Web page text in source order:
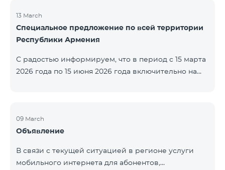
решением вещателя. По вопросам или для
получения дополнительной информации просим
обращаться в компанию «Фаст Медиа».
13 March
Специальное предложение по всей территории
Республики Армения
С радостью информируем, что в период с 15 марта
2026 года по 15 июня 2026 года включительно на
Региональный будут доступны со скидкой 25% при
подключении на 12 месяцев с автоматическим
пакет COMBO 4 9900 также предоставляется со
скидкой 25% сроком на 12 месяцев. Кроме того, для
09 March
Объявление
В связи с текущей ситуацией в регионе услуги
мобильного интернета для абонентов,